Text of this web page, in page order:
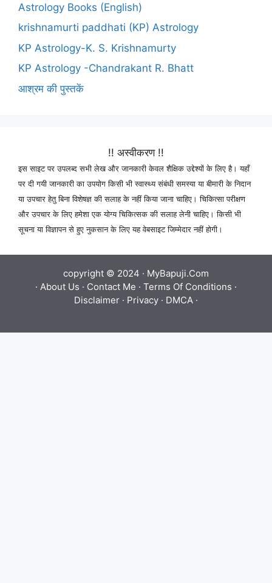
Astrology Books (English)
krishnamurti paddhati (KP) Astrology
KP Astrology-K. S. Krishnamurty
KP Astrology -Chandrakant R. Bhatt
आश्रम की पुस्तकें
!! अस्वीकरण !!
इस साइट पर उपलब्द सभी लेख और जानकारी केवल शैक्षिक उद्देश्यों के लिए है। यहाँ
पर दी गयी जानकारी का उपयोग किसी भी स्वास्थ्य संबंधी समस्या या बीमारी के निदान
या उपचार हेतु बिना विशेषज्ञ की सलाह के नहीं किया जाना चाहिए। चिकित्सा परीक्षण
और उपचार के लिए हमेशा एक योग्य चिकित्सक की सलाह लेनी चाहिए। किसी भी
सूचना या विज्ञापन से हुए नुकसान के लिए यह वेबसाइट जिम्मेदार नहीं होगी।
copyright © 2024 · MyBapuji.Com
· About Us · Contact Me · Terms Of Conditions ·
Disclaimer · Privacy · DMCA ·